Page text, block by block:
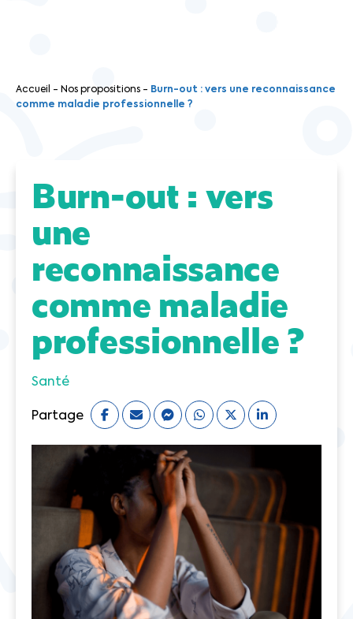
Accueil - Nos propositions - Burn-out : vers une reconnaissance
comme maladie professionnelle ?
Burn-out : vers
une
reconnaissance
comme maladie
professionnelle ?
Santé
Partage